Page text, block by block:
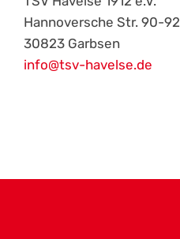
Hannoversche Str. 90-92
30823 Garbsen
info@tsv-havelse.de